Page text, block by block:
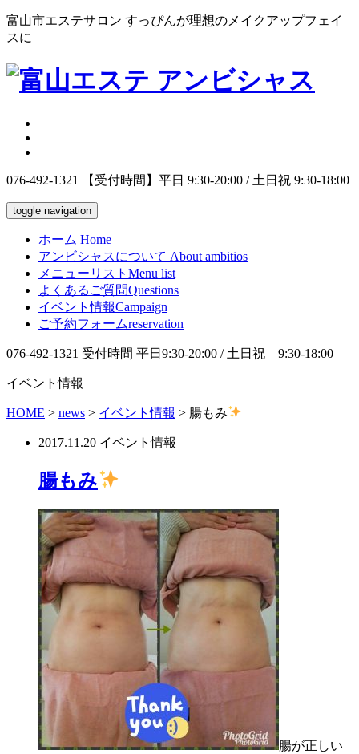
富山市エステサロン すっぴんが理想のメイクアップフェイ
スに
076-492-1321 【受付時間】平日 9:30-20:00 / 土日祝 9:30-18:00
toggle navigation
ホーム Home
アンビシャスについて About ambitios
メニューリスト Menu list
よくあるご質問Questions
イベント情報Campaign
ご予約フォームreservation
076-492-1321 受付時間 平日9:30-20:00 / 土日祝 9:30-18:00
イベント情報
HOME > news > イベント情報 > 腸もみ
2017.11.20 イベント情報
腸もみ
腸が正しい